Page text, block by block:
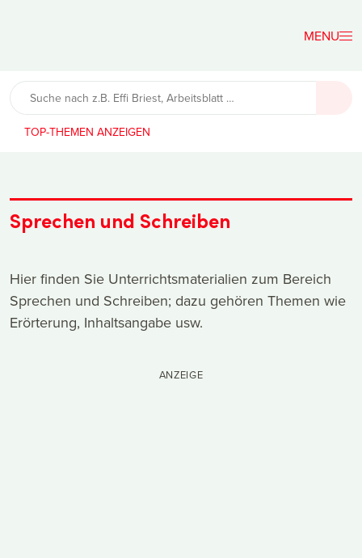
Lehrerfreund
TOP-THEMEN
Sprechen und Schreiben
Hier finden Sie Unterrichtsmaterialien zum Bereich
Sprechen und Schreiben; dazu gehören Themen wie
Erörterung, Inhaltsangabe usw.
ANZEIGE